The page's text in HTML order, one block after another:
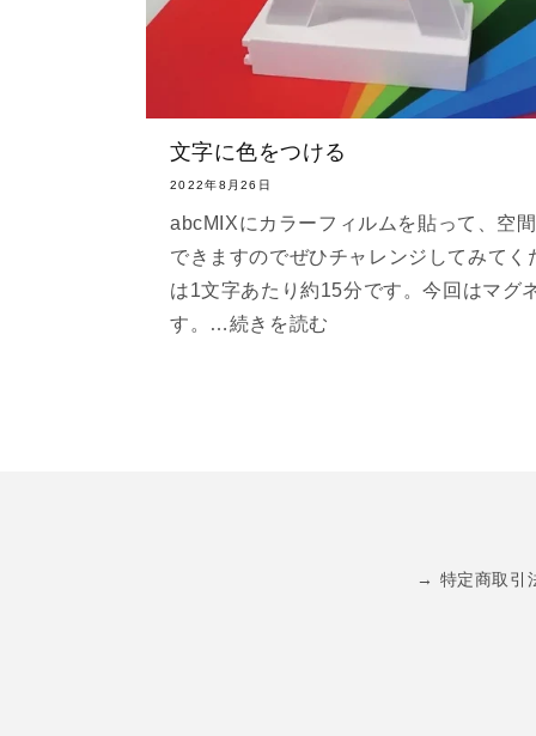
文字に色をつける
2022年8月26日
abcMIXにカラーフィルムを貼って、空
できますのでぜひチャレンジしてみて
は1文字あたり約15分です。今回はマグ
す。…続きを読む
→ 特定商取引